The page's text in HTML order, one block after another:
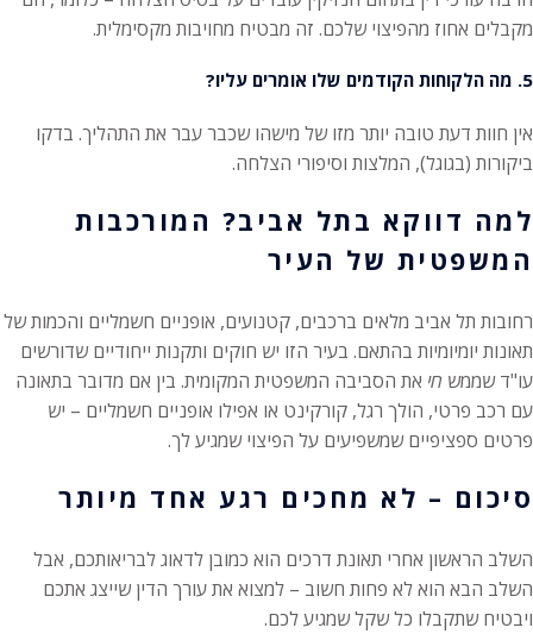
מקבלים אחוז מהפיצוי שלכם. זה מבטיח מחויבות מקסימלית.
5. מה הלקוחות הקודמים שלו אומרים עליו?
אין חוות דעת טובה יותר מזו של מישהו שכבר עבר את התהליך. בדקו
ביקורות (בגוגל), המלצות וסיפורי הצלחה.
למה דווקא בתל אביב? המורכבות
המשפטית של העיר
רחובות תל אביב מלאים ברכבים, קטנועים, אופניים חשמליים והכמות של
תאונות יומיומיות בהתאם. בעיר הזו יש חוקים ותקנות ייחודיים שדורשים
עו"ד שממש חי את הסביבה המשפטית המקומית. בין אם מדובר בתאונה
עם רכב פרטי, הולך רגל, קורקינט או אפילו אופניים חשמליים – יש
פרטים ספציפיים שמשפיעים על הפיצוי שמגיע לך.
סיכום – לא מחכים רגע אחד מיותר
השלב הראשון אחרי תאונת דרכים הוא כמובן לדאוג לבריאותכם, אבל
השלב הבא הוא לא פחות חשוב – למצוא את עורך הדין שייצג אתכם
ויבטיח שתקבלו כל שקל שמגיע לכם.